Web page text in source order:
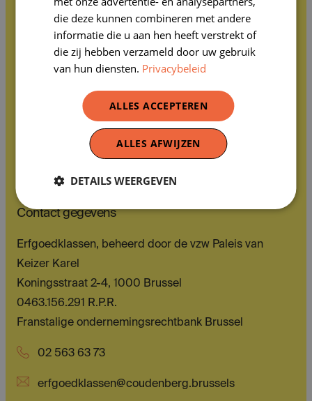
Volg ons op sociale media
Activiteiten en opleidingen
Leerlingen vertellen
Over ons
Contact gegevens
Erfgoedklassen, beheerd door de vzw Paleis van
Keizer Karel
Koningsstraat 2-4, 1000 Brussel
0463.156.291 R.P.R.
Franstalige ondernemingsrechtbank Brussel
02 563 63 73
erfgoedklassen@coudenberg.brussels
die deze kunnen combineren met andere
informatie die u aan hen heeft verstrekt of
die zij hebben verzameld door uw gebruik
van hun diensten. Privacybeleid
ALLES ACCEPTEREN
ALLES AFWIJZEN
DETAILS WEERGEVEN